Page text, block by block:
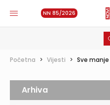
NN 85/2026
Početna > Vijesti > Sve
Arhiva